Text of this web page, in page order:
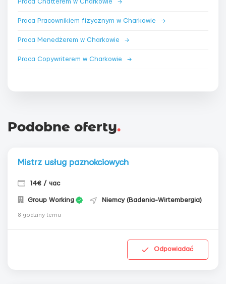
Praca Chatterem w Charkowie →
Praca Pracownikiem fizycznym w Charkowie →
Praca Menedżerem w Charkowie →
Praca Copywriterem w Charkowie →
Podobne oferty.
Mistrz usług paznokciowych
14€ / час
Group Working Niemcy (Badenia-Wirtembergia)
8 godziny temu
Odpowiadać